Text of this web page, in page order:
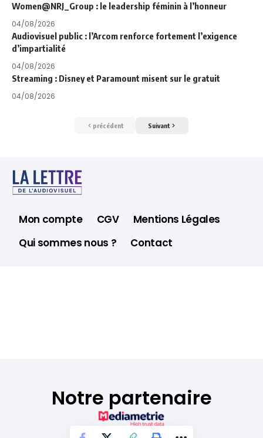
Women@NRJ_Group : le leadership féminin à l’honneur
04/08/2026
Audiovisuel public : l’Arcom renforce fortement l’exigence
d’impartialité
04/08/2026
Streaming : Disney et Paramount misent sur le gratuit
04/08/2026
précédent Suivant
Mon compte CGV
Mentions Légales
Qui sommes nous ?
Contact
Notre partenaire